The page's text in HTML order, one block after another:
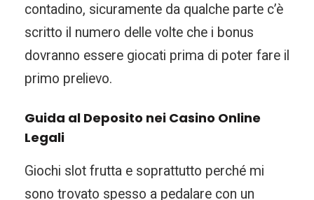
contadino, sicuramente da qualche parte c’è
scritto il numero delle volte che i bonus
dovranno essere giocati prima di poter fare il
primo prelievo.
Guida al Deposito nei Casino Online
Legali
Giochi slot frutta e soprattutto perché mi
sono trovato spesso a pedalare con un